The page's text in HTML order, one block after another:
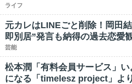
ライフ
元カレはLINEごと削除！岡田
即別居”発言も納得の過去恋愛
芸能
松本潤「有料会員サービス」
になる「timelesz project」よ